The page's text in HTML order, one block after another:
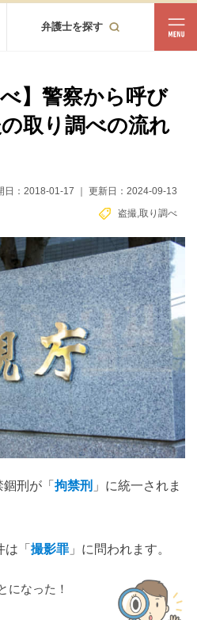
弁護士を探す
千葉 東京 神奈川
奈良 和歌山
大分 鹿児島
】警察から呼び
取り調べの流れ
日：2018-01-17 更新日：2024-09-13
盗撮,取り調べ
刑が「 拘禁刑 」に統一されま
「 撮影罪 」に問われます。
になった！